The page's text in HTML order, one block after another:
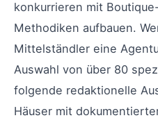
konkurrieren mit
Methodiken aufbauen.
Mittelständler eine
Auswahl von über 80
folgende redaktionelle
Häuser mit